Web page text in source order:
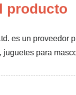
producto
es un
para